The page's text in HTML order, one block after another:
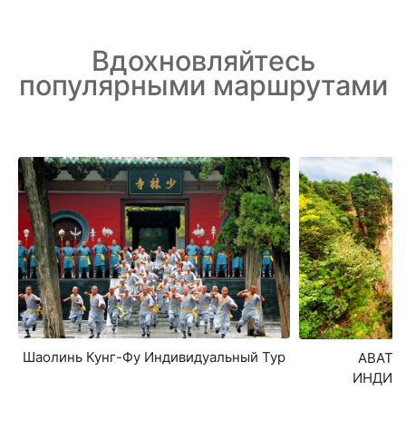
Вдохновляйтесь
популярными маршрутами
Шаолинь Кунг-Фу Индивидуальный Тур